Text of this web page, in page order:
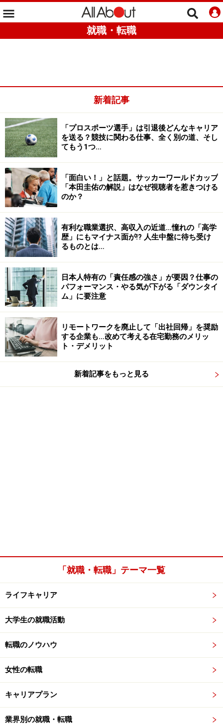
就職・転職
新着記事
「プロスポーツ選手」は引退後どんなキャリア
を送る？競技に関わる仕事、全く別の道、そし
てもう1つ…
「面白い！」と話題。サッカーワールドカップ
「本田圭佑の解説」はなぜ視聴者を惹きつける
のか？
有利な職業選択、高収入の近道…憧れの「高学
歴」にもマイナス面が!? 人生中盤に待ち受け
るものとは…
日本人特有の「責任感の強さ」が要因？仕事の
パフォーマンス・やる気が下がる「ダウンタイ
ム」に要注意
リモートワークを廃止して「出社回帰」を奨励
する企業も…改めて考える在宅勤務のメリッ
ト・デメリット
新着記事をもっと見る
「就職・転職」テーマ一覧
ライフキャリア
大学生の就職活動
転職のノウハウ
女性の転職
キャリアプラン
業界別の就職・転職